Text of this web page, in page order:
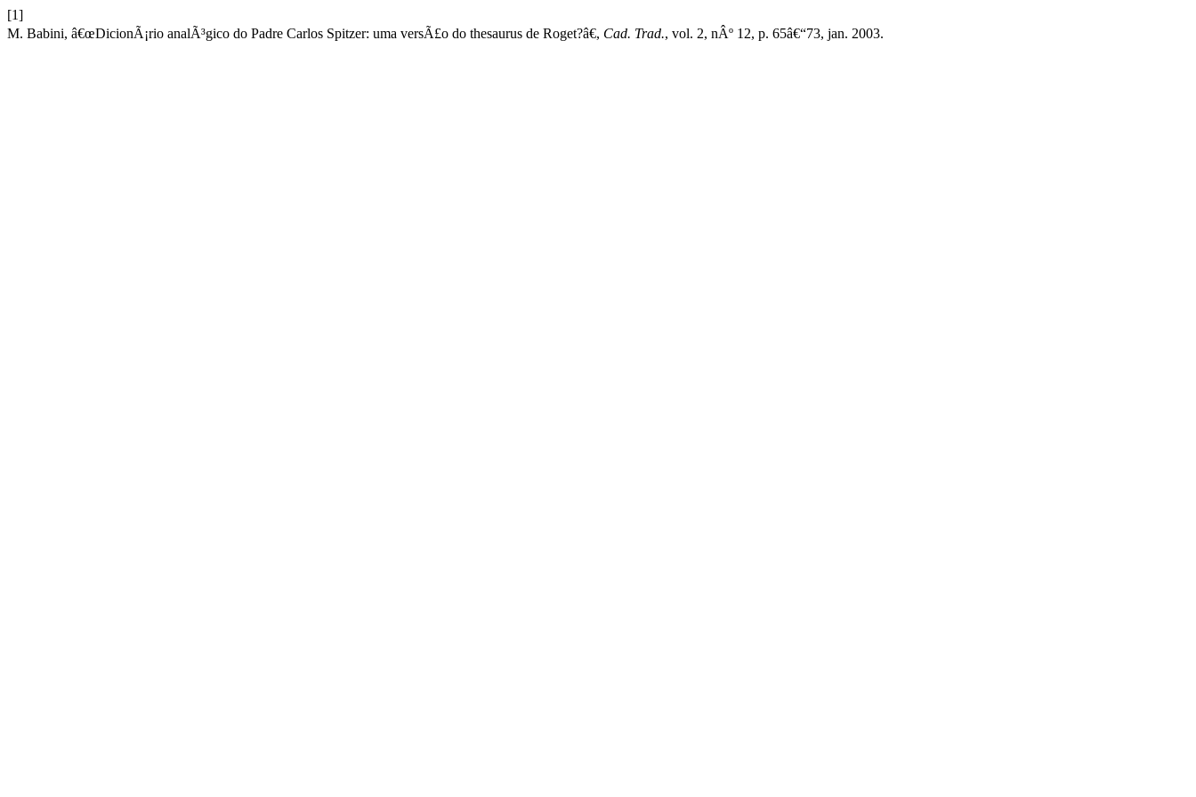
[1]
M. Babini, â€œDicionÃ¡rio analÃ³gico do Padre Carlos Spitzer: uma versÃ£o do thesaurus de Roget?â€, Cad. Trad., vol. 2, nÂº 12, p. 65â€“73, jan. 2003.